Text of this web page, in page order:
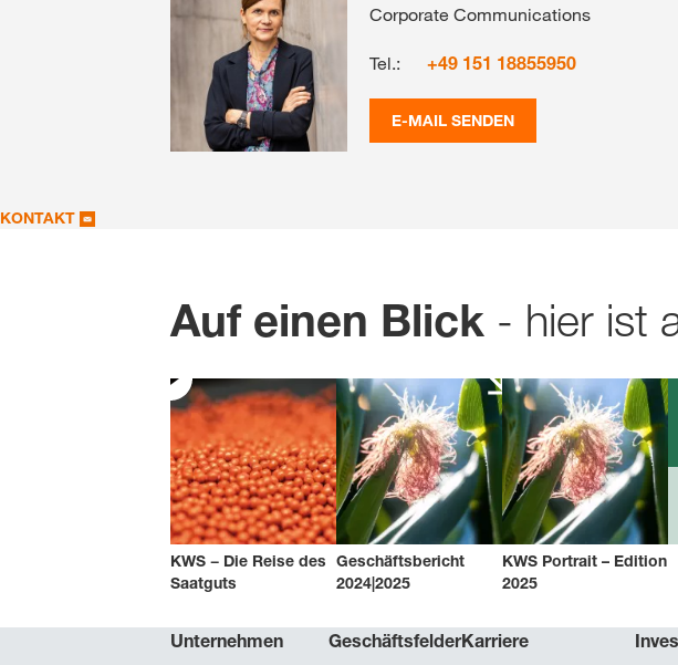
Corporate Communications
Tel.: +49 151 18855950
E-MAIL SENDEN
KONTAKT
Auf einen Blick - hier ist
KWS − Die Reise des
Saatguts
Geschäftsbericht
2024|2025
KWS Portrait – Edition
2025
Unternehmen GeschäftsfelderKarriere